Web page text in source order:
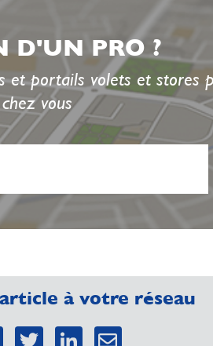
D'UN PRO ?
et portails volets et stores
chez vous
à votre réseau